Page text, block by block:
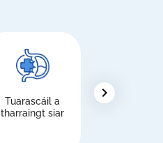
Tuarascáil a
tharraingt siar
chevron_right